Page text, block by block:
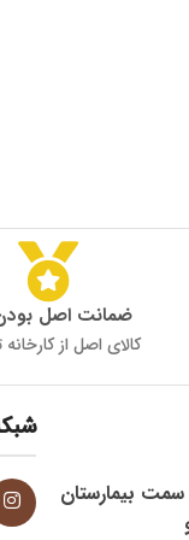
ضمانت اصل بودن
کالای اصل از کارخانه
، میدان 9 دی به سمت بیمارستان